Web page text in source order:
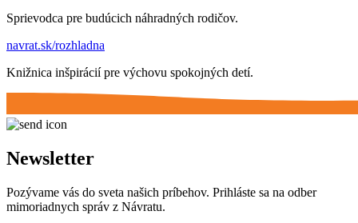
Sprievodca pre budúcich náhradných rodičov.
navrat.sk/rozhladna
Knižnica inšpirácií pre výchovu spokojných detí.
Newsletter
Pozývame vás do sveta našich príbehov. Prihláste sa na odber
mimoriadnych správ z Návratu.